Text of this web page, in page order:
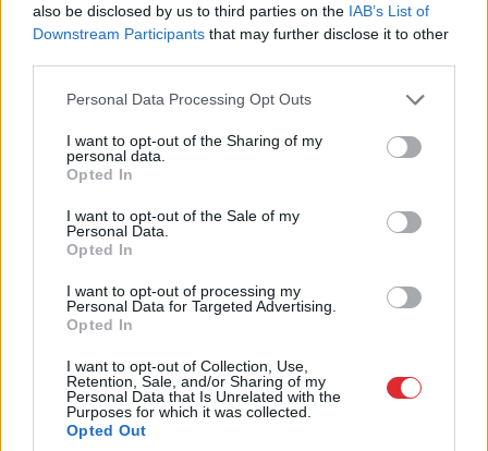
also be disclosed by us to third parties on the IAB’s List of
Downstream Participants that may further disclose it to other
Please note that this website/app uses one or more Google
not limited to your visit or usage behaviour. You may click to
grant or deny consent to Google and its third-party tags to
use your data for below specified purposes in below Google
consent section.
Personal Data Processing Opt Outs
I want to opt-out of the Sharing of my
personal data.
Opted In
I want to opt-out of the Sale of my
Personal Data.
Opted In
I want to opt-out of processing my
Personal Data for Targeted Advertising.
Opted In
I want to opt-out of Collection, Use,
Retention, Sale, and/or Sharing of my
Personal Data that Is Unrelated with the
Purposes for which it was collected.
Opted Out
Ieva Adamss: “Ja jūs
turpināsiet nemīlēt vīru un
dot, jums būs vēzis”
LASĪTĀKIE
Ārstinosauc četrus augļus ar kuru ēšanu